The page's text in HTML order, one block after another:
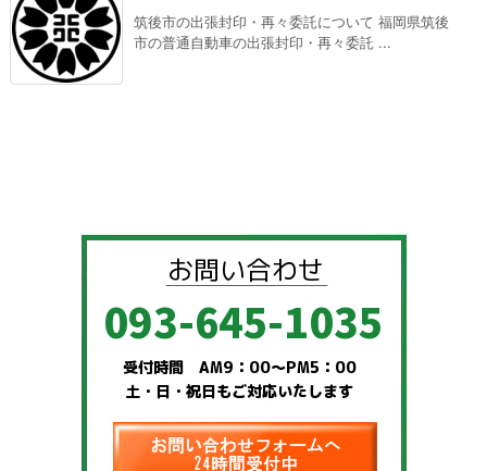
筑後市の出張封印・再々委託について 福岡県筑後
市の普通自動車の出張封印・再々委託 ...